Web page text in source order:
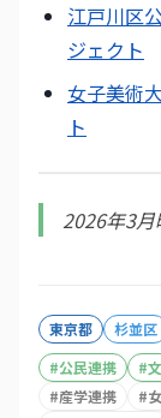
江戸川区
ジェクト
女子美術
ト
2026年3
東京都
杉並区
#公民連携 #
#産学連携 #